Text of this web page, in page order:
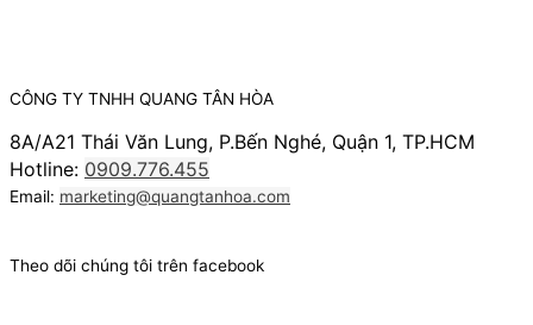
CÔNG TY TNHH QUANG TÂN HÒA
8A/A21 Thái Văn Lung, P.Bến Nghé, Quận 1, TP.HCM
Hotline: 0909.776.455
Email: marketing@quangtanhoa.com
Theo dõi chúng tôi trên facebook